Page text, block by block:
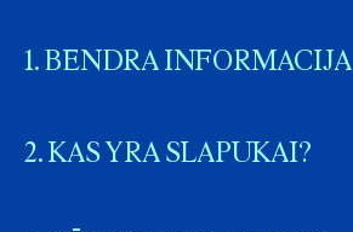
1. BENDRA INFORMACIJA
2. KAS YRA SLAPUKAI?